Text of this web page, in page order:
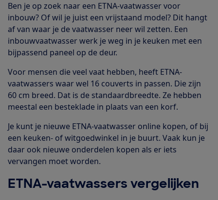
Ben je op zoek naar een ETNA-vaatwasser voor
inbouw? Of wil je juist een vrijstaand model? Dit hangt
af van waar je de vaatwasser neer wil zetten. Een
inbouwvaatwasser werk je weg in je keuken met een
bijpassend paneel op de deur.
Voor mensen die veel vaat hebben, heeft ETNA-
vaatwassers waar wel 16 couverts in passen. Die zijn
60 cm breed. Dat is de standaardbreedte. Ze hebben
meestal een besteklade in plaats van een korf.
Je kunt je nieuwe ETNA-vaatwasser online kopen, of bij
een keuken- of witgoedwinkel in je buurt. Vaak kun je
daar ook nieuwe onderdelen kopen als er iets
vervangen moet worden.
ETNA-vaatwassers vergelijken